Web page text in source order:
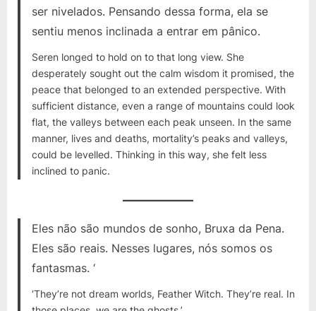
ser nivelados. Pensando dessa forma, ela se
sentiu menos inclinada a entrar em pânico.
Seren longed to hold on to that long view. She
desperately sought out the calm wisdom it promised, the
peace that belonged to an extended perspective. With
sufficient distance, even a range of mountains could look
flat, the valleys between each peak unseen. In the same
manner, lives and deaths, mortality’s peaks and valleys,
could be levelled. Thinking in this way, she felt less
inclined to panic.
Eles não são mundos de sonho, Bruxa da Pena.
Eles são reais. Nesses lugares, nós somos os
fantasmas. ‘
‘They’re not dream worlds, Feather Witch. They’re real. In